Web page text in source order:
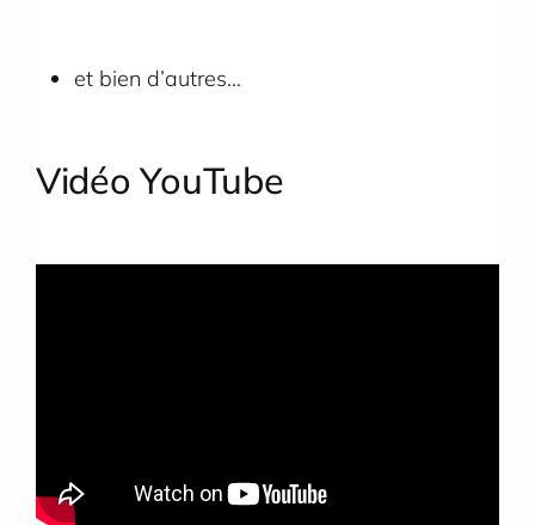
et bien d’autres…
Vidéo YouTube